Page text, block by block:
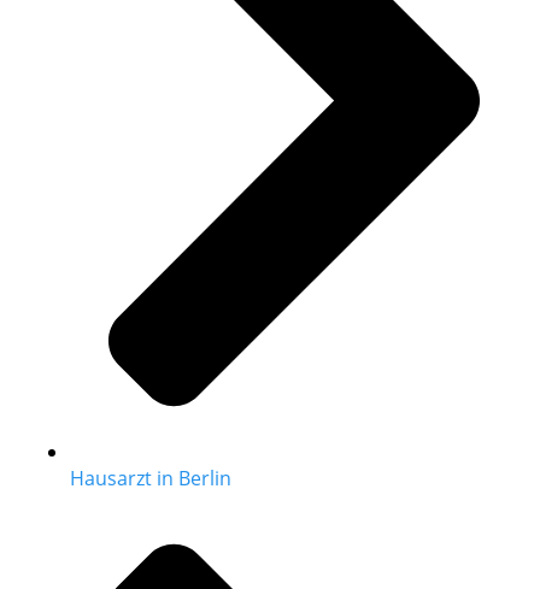
Hausarzt in Berlin